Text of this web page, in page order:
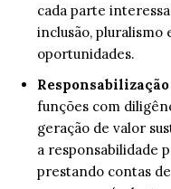
cada parte
inclusão, pluralismo
oportunidades.
Responsabilização
funções com
geração de valor
a responsabilidade
prestando contas